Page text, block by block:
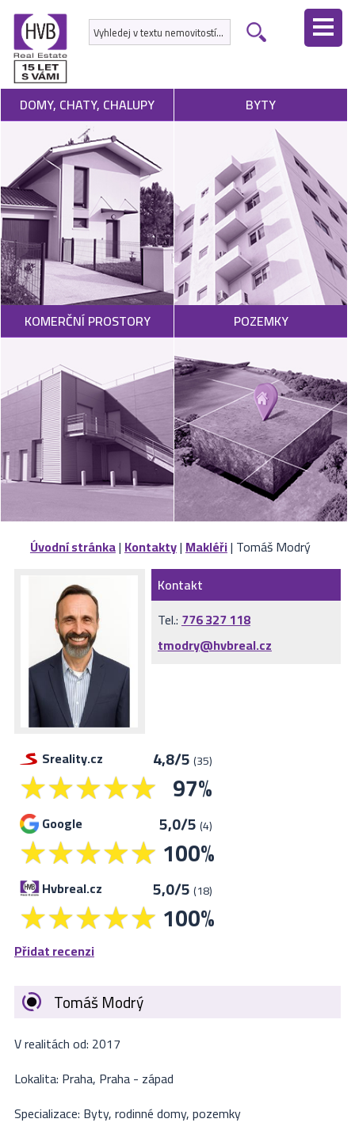
DOMY, CHATY, CHALUPY BYTY
KOMERČNÍ PROSTORY POZEMKY
ÚVODNÍ
STRÁNKA
NEMOVITOSTI
DEVELOPERSKÉ
PROJEKTY
SLUŽBY
NABÍDNOUT
NEMOVITOST
POPTAT
NEMOVITOST
VÝKUP
NEMOVITOSTÍ
SPONZORUJEME
NÁŠ ČASOPIS
KONTAKT
Úvodní stránka|Kontakty|Makléři| Tomáš Modrý
Kontakt
Tel.:776 327 118
tmodry@hvbreal.cz
Sreality.cz 4,8/5(35)
97%
Google 5,0/5(4)
100%
Hvbreal.cz 5,0/5(18)
100%
Přidat recenzi
Tomáš Modrý
V realitách od: 2017
Lokalita: Praha, Praha - západ
Specializace: Byty, rodinné domy, pozemky